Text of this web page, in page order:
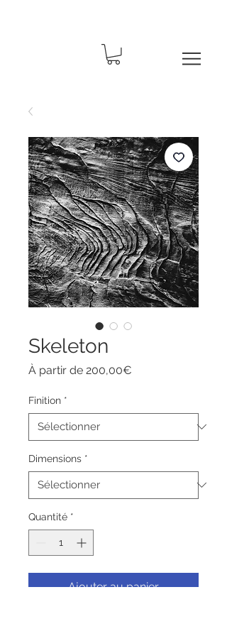
Skeleton
À partir de 200,00€
Finition *
Dimensions *
Quantité *
Ajouter au panier